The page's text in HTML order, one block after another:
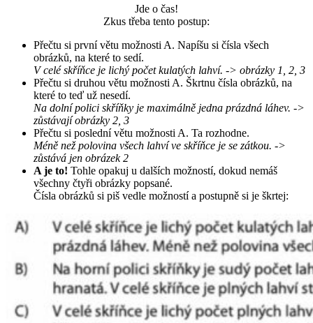
Jde o čas!
Zkus třeba tento postup:
Přečtu si první větu možnosti A. Napíšu si čísla všech
obrázků, na které to sedí.
V celé skříňce je lichý počet kulatých lahví. -> obrázky 1, 2, 3
Přečtu si druhou větu možnosti A. Škrtnu čísla obrázků, na
které to teď už nesedí.
Na dolní polici skříňky je maximálně jedna prázdná láhev. ->
zůstávají obrázky 2, 3
Přečtu si poslední větu možnosti A. Ta rozhodne.
Méně než polovina všech lahví ve skříňce je se zátkou. ->
zůstává jen obrázek 2
A je to! Tohle opakuj u dalších možností, dokud nemáš
všechny čtyři obrázky popsané.
Čísla obrázků si piš vedle možností a postupně si je škrtej: